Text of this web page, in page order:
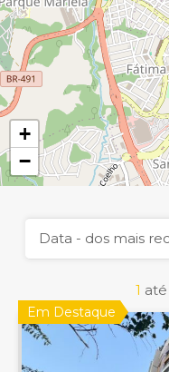
+
−
1 até
Data - dos mais
Em Destaque